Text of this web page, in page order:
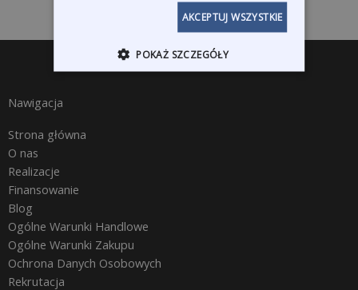
Nawigacja
Strona główna
O nas
Realizacje
Finansowanie
Blog
Ogólne Warunki Handlowe
Ogólne Warunki Zakupu
Ochrona Danych Osobowych
Rekrutacja
AKCEPTUJ WSZYSTKIE
POKAŻ SZCZEGÓŁY